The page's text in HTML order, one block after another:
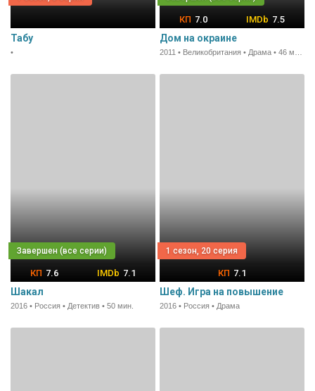
Табу
•
7.0 7.5
Дом на окраине
7.6 7.1
Шакал
2016 • Россия • Детектив • 50 мин.
1 сезон, 20 серия
7.1
Шеф. Игра на повышение
2016 • Россия • Драма